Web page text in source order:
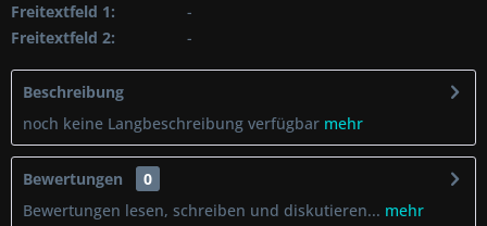
Freitextfeld 1:
-
Freitextfeld 2:
-
Beschreibung
noch keine Langbeschreibung verfügbar mehr
Bewertungen
0
Bewertungen lesen, schreiben und diskutieren... mehr